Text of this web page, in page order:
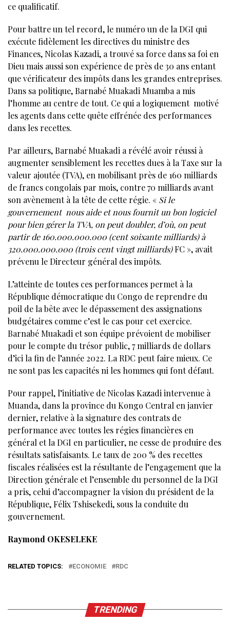
ce qualificatif.
Pour battre un tel record, le numéro un de la DGI qui
exécute fidèlement les directives du ministre des
Finances, Nicolas Kazadi, a trouvé sa force dans sa foi en
Dieu mais aussi son expérience de près de 30 ans entant
que vérificateur des impôts dans les grandes entreprises.
Dans sa politique, Barnabé Muakadi Muamba a mis
l’homme au centre de tout. Ce qui a logiquement motivé
les agents dans cette quête effrénée des performances
dans les recettes.
Par ailleurs, Barnabé Muakadi a révélé avoir réussi à
augmenter sensiblement les recettes dues à la Taxe sur la
valeur ajoutée (TVA), en mobilisant près de 160 milliards
de francs congolais par mois, contre 70 milliards avant
son avènement à la tête de cette régie. « Si le
gouvernement nous aide et nous fournit un bon logiciel
pour bien gérer la TVA, on peut doubler, d’où, on peut
partir de 160.000.000.000 (cent soixante milliards) à
320.000.000.000 (trois cent vingt milliards)FC », avait
prévenu le Directeur général des impôts.
L’atteinte de toutes ces performances permet à la
République démocratique du Congo de reprendre du
poil de la bête avec le dépassement des assignations
budgétaires comme c’est le cas pour cet exercice.
Barnabé Muakadi et son équipe prévoient de mobiliser
pour le compte du trésor public, 7 milliards de dollars
d’ici la fin de l’année 2022. La RDC peut faire mieux. Ce
ne sont pas les capacités ni les hommes qui font défaut.
Pour rappel, l’initiative de Nicolas Kazadi intervenue à
Muanda, dans la province du Kongo Central en janvier
dernier, relative à la signature des contrats de
performance avec toutes les régies financières en
général et la DGI en particulier, ne cesse de produire des
résultats satisfaisants. Le taux de 200 % des recettes
fiscales réalisées est la résultante de l’engagement que la
Direction générale et l’ensemble du personnel de la DGI
a pris, celui d’accompagner la vision du président de la
République, Félix Tshisekedi, sous la conduite du
gouvernement.
Raymond OKESELEKE
RELATED TOPICS: ECONOMIE RDC
TRENDING